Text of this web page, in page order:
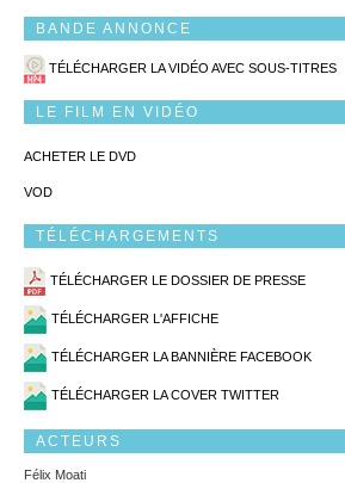
BANDE ANNONCE
TÉLÉCHARGER LA VIDÉO AVEC SOUS-TITRES
LE FILM EN VIDÉO
ACHETER LE DVD
VOD
TÉLÉCHARGEMENTS
TÉLÉCHARGER LE DOSSIER DE PRESSE
TÉLÉCHARGER L'AFFICHE
TÉLÉCHARGER LA BANNIÈRE FACEBOOK
TÉLÉCHARGER LA COVER TWITTER
ACTEURS
Félix Moati